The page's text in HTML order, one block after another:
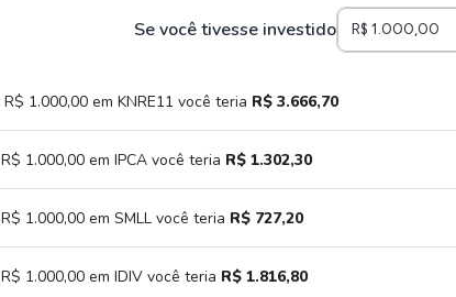
Se você tivesse investido
R$ 1.000,00 em KNRE11 você teria R$ 3.666,70
R$ 1.000,00 em IPCA você teria R$ 1.302,30
R$ 1.000,00 em SMLL você teria R$ 727,20
R$ 1.000,00 em IDIV você teria R$ 1.816,80